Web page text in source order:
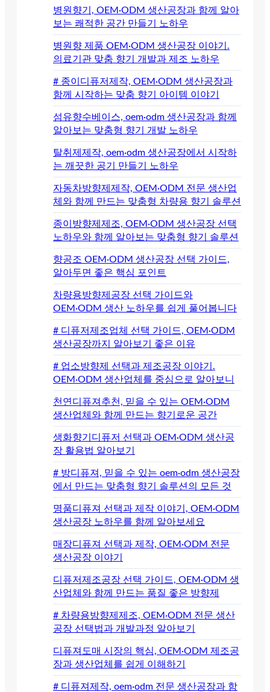
병원향기, OEM·ODM 생산공장과 함께 알아
보는 쾌적한 공간 만들기 노하우
병원향 제품 OEM·ODM 생산공장 이야기.
의료기관 맞춤 향기 개발과 제조 노하우
# 종이디퓨저제작, OEM·ODM 생산공장과
함께 시작하는 맞춤 향기 아이템 이야기
섬유향수베이스, oem·odm 생산공장과 함께
알아보는 맞춤형 향기 개발 노하우
탈취제제작, oem·odm 생산공장에서 시작하
는 깨끗한 공기 만들기 노하우
자동차방향제제작, OEM·ODM 전문 생산업
체와 함께 만드는 맞춤형 차량용 향기 솔루션
종이방향제제조, OEM·ODM 생산공장 선택
노하우와 함께 알아보는 맞춤형 향기 솔루션
향공조 OEM·ODM 생산공장 선택 가이드,
알아두면 좋은 핵심 포인트
차량용방향제공장 선택 가이드와
OEM·ODM 생산 노하우를 쉽게 풀어봅니다
# 디퓨저제조업체 선택 가이드, OEM·ODM
생산공장까지 알아보기 좋은 이유
# 업소방향제 선택과 제조공장 이야기.
OEM·ODM 생산업체를 중심으로 알아보니
천연디퓨져추천, 믿을 수 있는 OEM·ODM
생산업체와 함께 만드는 향기로운 공간
생화향기디퓨저 선택과 OEM·ODM 생산공
장 활용법 알아보기
# 방디퓨져, 믿을 수 있는 oem·odm 생산공장
에서 만드는 맞춤형 향기 솔루션의 모든 것
명품디퓨져 선택과 제작 이야기, OEM·ODM
생산공장 노하우를 함께 알아보세요
매장디퓨져 선택과 제작, OEM·ODM 전문
생산공장 이야기
디퓨저제조공장 선택 가이드, OEM·ODM 생
산업체와 함께 만드는 품질 좋은 방향제
# 차량용방향제제조, OEM·ODM 전문 생산
공장 선택법과 개발과정 알아보기
디퓨져도매 시장의 핵심, OEM·ODM 제조공
장과 생산업체를 쉽게 이해하기
# 디퓨져제작, oem·odm 전문 생산공장과 함